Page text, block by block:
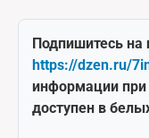
Подпишитесь
https://dzen.ru/
информации при
доступен в